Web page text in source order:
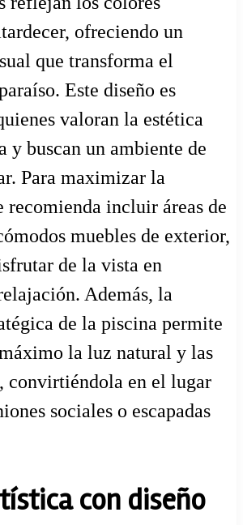
ofreciendo un
que transforma el
Este diseño es
valoran la estética
y buscan un ambiente de
Para maximizar la
recomienda incluir áreas de
muebles de exterior,
de la vista en
Además, la
de la piscina permite
la luz natural y las
convirtiéndola en el lugar
sociales o escapadas
con diseño